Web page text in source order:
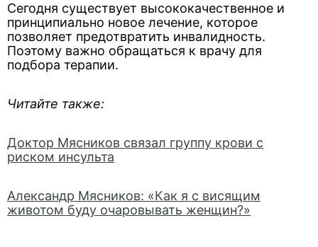
Сегодня существует высококачественное и
принципиально новое лечение, которое
позволяет предотвратить инвалидность.
Поэтому важно обращаться к врачу для
подбора терапии.
Читайте также:
Доктор Мясников связал группу крови с
риском инсульта
Александр Мясников: «Как я с висящим
животом буду очаровывать женщин?»